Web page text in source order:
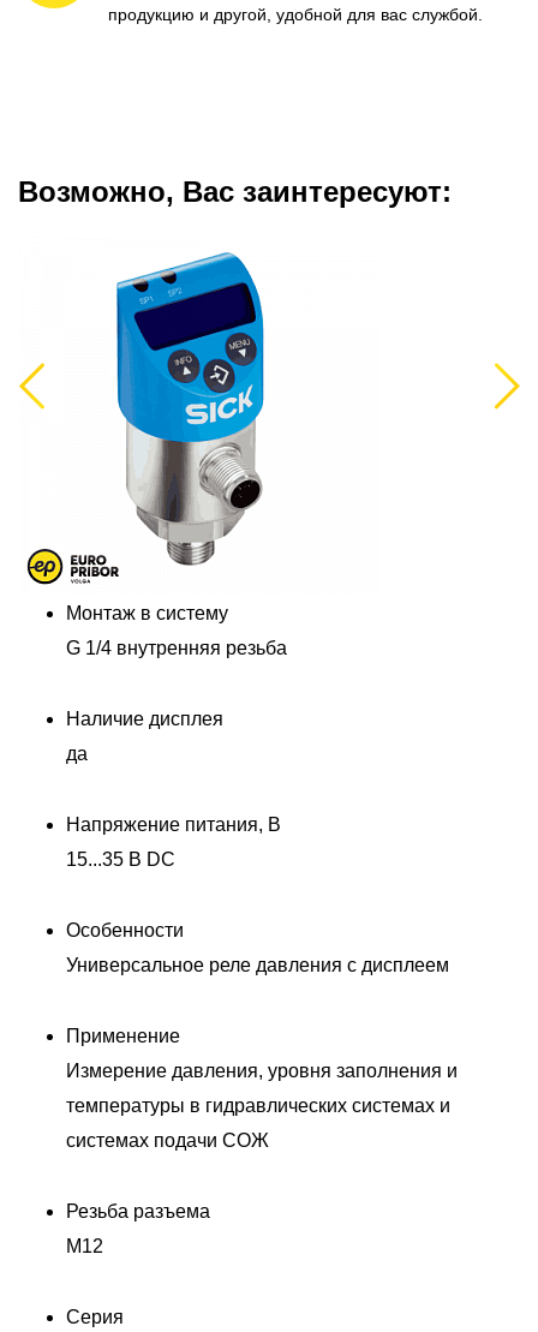
продукцию и другой, удобной для вас службой.
Возможно, Вас заинтересуют:
Previous
Монтаж в систему
G 1/4 внутренняя резьба
Наличие дисплея
да
Напряжение питания, В
15...35 В DC
Особенности
Универсальное реле давления с дисплеем
Применение
Измерение давления, уровня заполнения и
температуры в гидравлических системах и
системах подачи СОЖ
Резьба разъема
M12
Серия
Next